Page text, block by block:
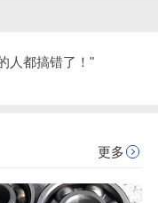
人都搞错了！"
更多